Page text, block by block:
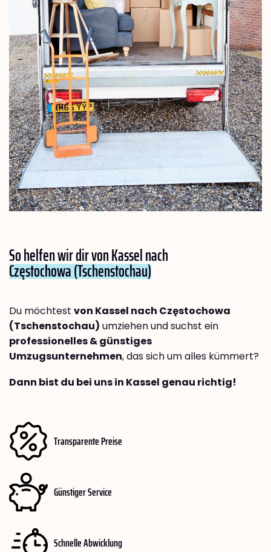
So helfen wir dir von Kassel nach
Częstochowa (Tschenstochau)
Du möchtest von Kassel nach Częstochowa
(Tschenstochau) umziehen und suchst ein
professionelles & günstiges
Umzugsunternehmen, das sich um alles kümmert?
Dann bist du bei uns in Kassel genau richtig!
Transparente Preise
Günstiger Service
Schnelle Abwicklung